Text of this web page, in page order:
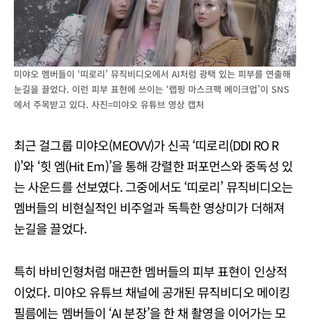
미야오 멤버들이 ‘띠로리’ 뮤직비디오에서 AI처럼 광택 있는 피부를 연출해
눈길을 끌었다. 이런 피부 표현에 쓰이는 ‘랩핑 마스크팩 메이크업’이 SNS
에서 주목받고 있다. 사진=미야오 유튜브 영상 캡처
최근 걸그룹 미야오(MEOVV)가 신곡 ‘띠로리(DDI RO R
I)’와 ‘힛 엠(Hit Em)’을 통해 강렬한 퍼포먼스와 중독성 있
는 사운드를 선보였다. 그중에서도 ‘띠로리’ 뮤직비디오는
멤버들의 비현실적인 비주얼과 독특한 영상미가 더해져
눈길을 끌었다.
특히 바비인형처럼 매끈한 멤버들의 피부 표현이 인상적
이었다. 미야오 유튜브 채널에 공개된 뮤직비디오 메이킹
필름에는 멤버들이 ‘AI 분장’을 한 채 촬영을 이어가는 모